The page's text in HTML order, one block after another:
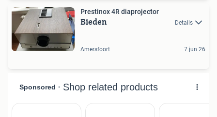
Prestinox 4R diaprojector
Bieden Details
Amersfoort 7 jun 26